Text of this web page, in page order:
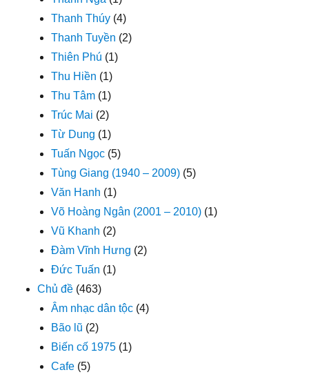
Thanh Thúy (4)
Thanh Tuyền (2)
Thiên Phú (1)
Thu Hiền (1)
Thu Tâm (1)
Trúc Mai (2)
Từ Dung (1)
Tuấn Ngọc (5)
Tùng Giang (1940 – 2009) (5)
Văn Hanh (1)
Võ Hoàng Ngân (2001 – 2010) (1)
Vũ Khanh (2)
Đàm Vĩnh Hưng (2)
Đức Tuấn (1)
Chủ đề (463)
Âm nhạc dân tộc (4)
Bão lũ (2)
Biến cố 1975 (1)
Cafe (5)